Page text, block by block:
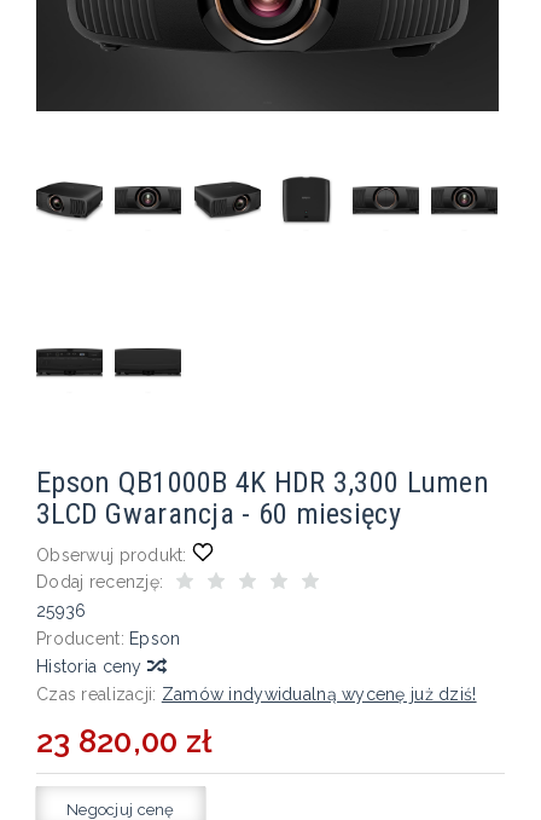
Epson QB1000B 4K HDR 3,300 Lumen
3LCD Gwarancja - 60 miesięcy
Obserwuj produkt:
Dodaj recenzję:
25936
Producent: Epson
Historia ceny
Czas realizacji: Zamów indywidualną wycenę już dziś!
23 820,00 zł
Negocjuj cenę